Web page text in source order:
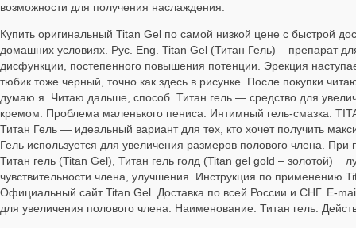
возможности для получения наслаждения.
Купить оригинальный Titan Gel по самой низкой цене с быстрой
домашних условиях. Рус. Eng. Titan Gel (Титан Гель) – препарат
дисфункции, постепенного повышения потенции. Эрекция
тюбик тоже черный, точно как здесь в рисунке. После покупки
думаю я. Читаю дальше, способ. Титан гель — средство для
кремом. Проблема маленького пениса. Интимный гель-смазка.
Титан Гель — идеальный вариант для тех, кто хочет получить
Гель используется для увеличения размеров полового члена.
Титан гель (Titan Gel), Титан гель голд (Titan gel gold – золотой) −
чувствительности члена, улучшения. Инструкция по применению
Официальный сайт Titan Gel. Доставка по всей России и СНГ. E-
для увеличения полового члена. Наименование: Титан гель.